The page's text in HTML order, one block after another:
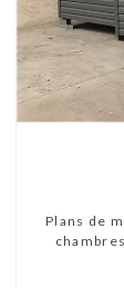
Plans de